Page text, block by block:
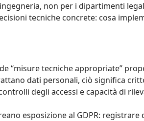
non per i dipartimenti
tecniche concrete: cosa
“misure tecniche appropriate”
dati personali, ciò significa
degli accessi e capacità di
esposizione al GDPR: registrare